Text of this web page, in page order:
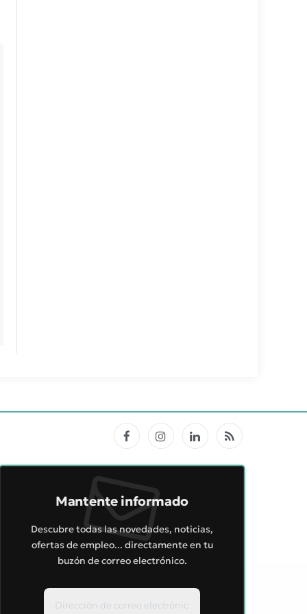
FacebookInstagramLinkedInRSS
Mantente informado
Descubre todas las novedades, noticias,
ofertas de empleo... directamente en tu
buzón de correo electrónico.